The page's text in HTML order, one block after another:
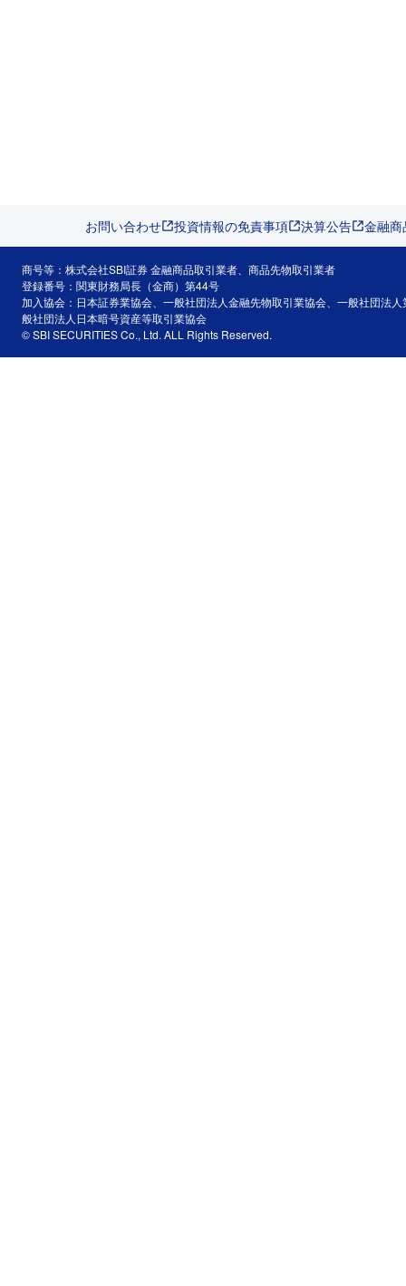
お問い合わせ 投資情報の免責事項 決算公告 金融
商号等：株式会社SBI証券 金融商品取引業者、商品先物取引業者
登録番号：関東財務局長（金商）第44号
加入協会：日本証券業協会、一般社団法人金融先物取引業協会、一般社団法
般社団法人日本暗号資産等取引業協会
© SBI SECURITIES Co., Ltd. ALL Rights Reserved.